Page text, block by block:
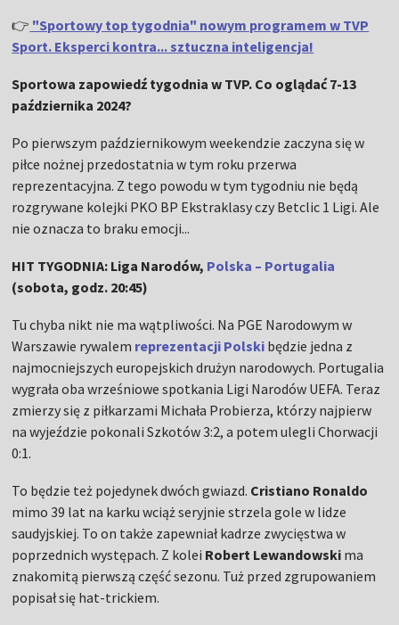
👉 "Sportowy top tygodnia" nowym programem w TVP
Sport. Eksperci kontra... sztuczna inteligencja!
Sportowa zapowiedź tygodnia w TVP. Co oglądać 7-13
października 2024?
Po pierwszym październikowym weekendzie zaczyna się w
piłce nożnej przedostatnia w tym roku przerwa
reprezentacyjna. Z tego powodu w tym tygodniu nie będą
rozgrywane kolejki PKO BP Ekstraklasy czy Betclic 1 Ligi. Ale
nie oznacza to braku emocji...
HIT TYGODNIA: Liga Narodów, Polska – Portugalia
(sobota, godz. 20:45)
Tu chyba nikt nie ma wątpliwości. Na PGE Narodowym w
Warszawie rywalem reprezentacji Polski będzie jedna z
najmocniejszych europejskich drużyn narodowych. Portugalia
wygrała oba wrześniowe spotkania Ligi Narodów UEFA. Teraz
zmierzy się z piłkarzami Michała Probierza, którzy najpierw
na wyjeździe pokonali Szkotów 3:2, a potem ulegli Chorwacji
0:1.
To będzie też pojedynek dwóch gwiazd. Cristiano Ronaldo
mimo 39 lat na karku wciąż seryjnie strzela gole w lidze
saudyjskiej. To on także zapewniał kadrze zwycięstwa w
poprzednich występach. Z kolei Robert Lewandowski ma
znakomitą pierwszą część sezonu. Tuż przed zgrupowaniem
popisał się hat-trickiem.